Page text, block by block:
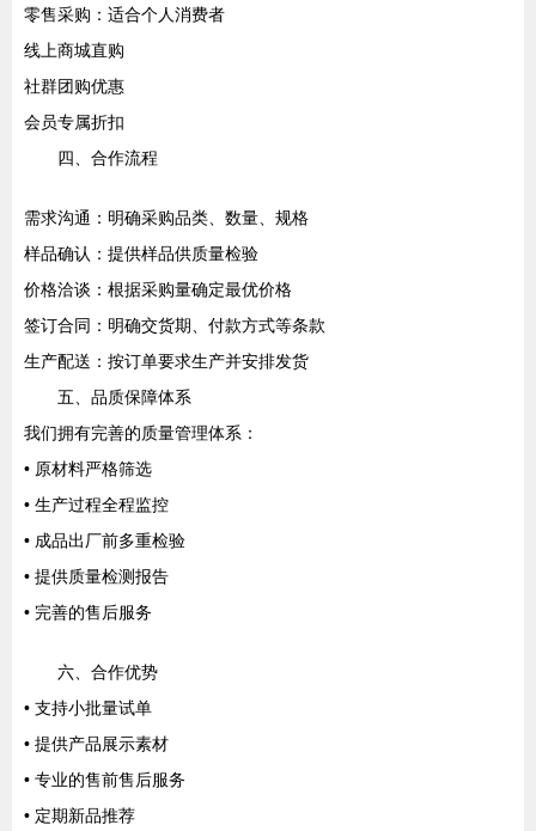
零售采购：适合个人消费者
线上商城直购
社群团购优惠
会员专属折扣
四、合作流程
需求沟通：明确采购品类、数量、规格
样品确认：提供样品供质量检验
价格洽谈：根据采购量确定最优价格
签订合同：明确交货期、付款方式等条款
生产配送：按订单要求生产并安排发货
五、品质保障体系
我们拥有完善的质量管理体系：
• 原材料严格筛选
• 生产过程全程监控
• 成品出厂前多重检验
• 提供质量检测报告
• 完善的售后服务
六、合作优势
• 支持小批量试单
• 提供产品展示素材
• 专业的售前售后服务
• 定期新品推荐